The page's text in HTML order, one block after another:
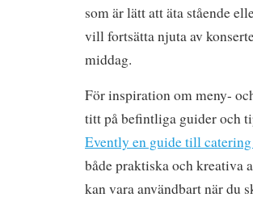
som är lätt att äta stående
vill fortsätta njuta av
middag.
För inspiration om meny-
titt på befintliga guider och
Evently en guide till
både praktiska och kreativa
kan vara användbart när du